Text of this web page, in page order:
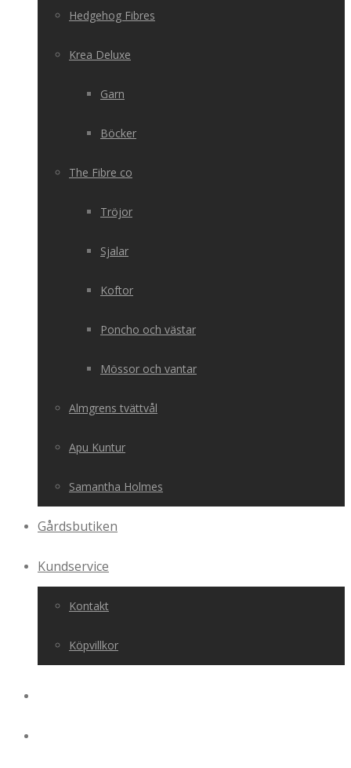
Hedgehog Fibres
Krea Deluxe
Garn
Böcker
The Fibre co
Tröjor
Sjalar
Koftor
Poncho och västar
Mössor och vantar
Almgrens tvättvål
Apu Kuntur
Samantha Holmes
Gårdsbutiken
Kundservice
Kontakt
Köpvillkor